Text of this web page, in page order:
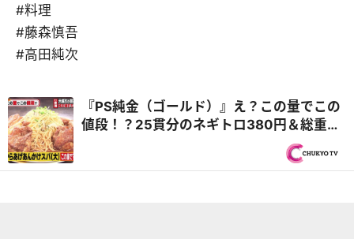
#料理
#藤森慎吾
#高田純次
『PS純金（ゴールド）』え？この量でこの
値段！？25貫分のネギトロ380円＆総重量